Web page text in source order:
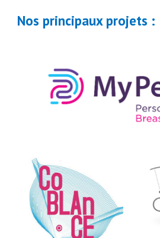
Nos principaux projets :